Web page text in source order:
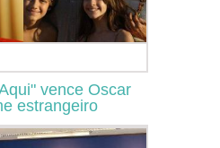
vence Oscar
estrangeiro